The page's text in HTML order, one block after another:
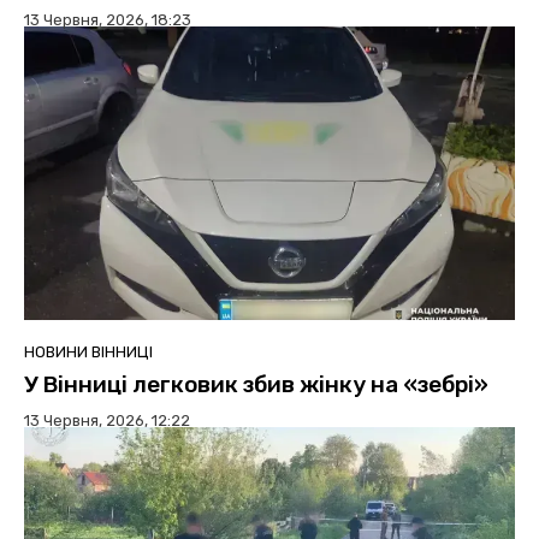
13 Червня, 2026, 18:23
НОВИНИ ВІННИЦІ
У Вінниці легковик збив жінку на «зебрі»
13 Червня, 2026, 12:22